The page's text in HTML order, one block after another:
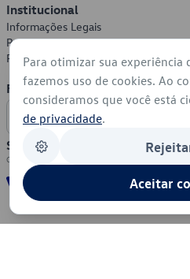
Institucional
Informações Legais
Política de Privacidade
Política de Cookies
Formas de Pagamento
Segurança
Para otimizar sua experiência
fazemos uso de cookies. Ao
consideramos que você está
de privacidade.
Aceitar